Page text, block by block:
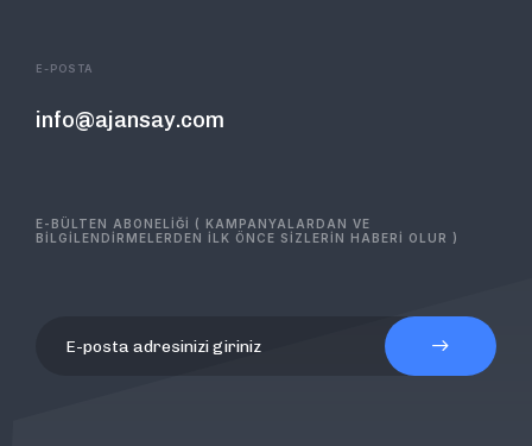
E-POSTA
info@ajansay.com
E-BÜLTEN ABONELİĞİ ( KAMPANYALARDAN VE
BİLGİLENDİRMELERDEN İLK ÖNCE SİZLERİN HABERİ OLUR )